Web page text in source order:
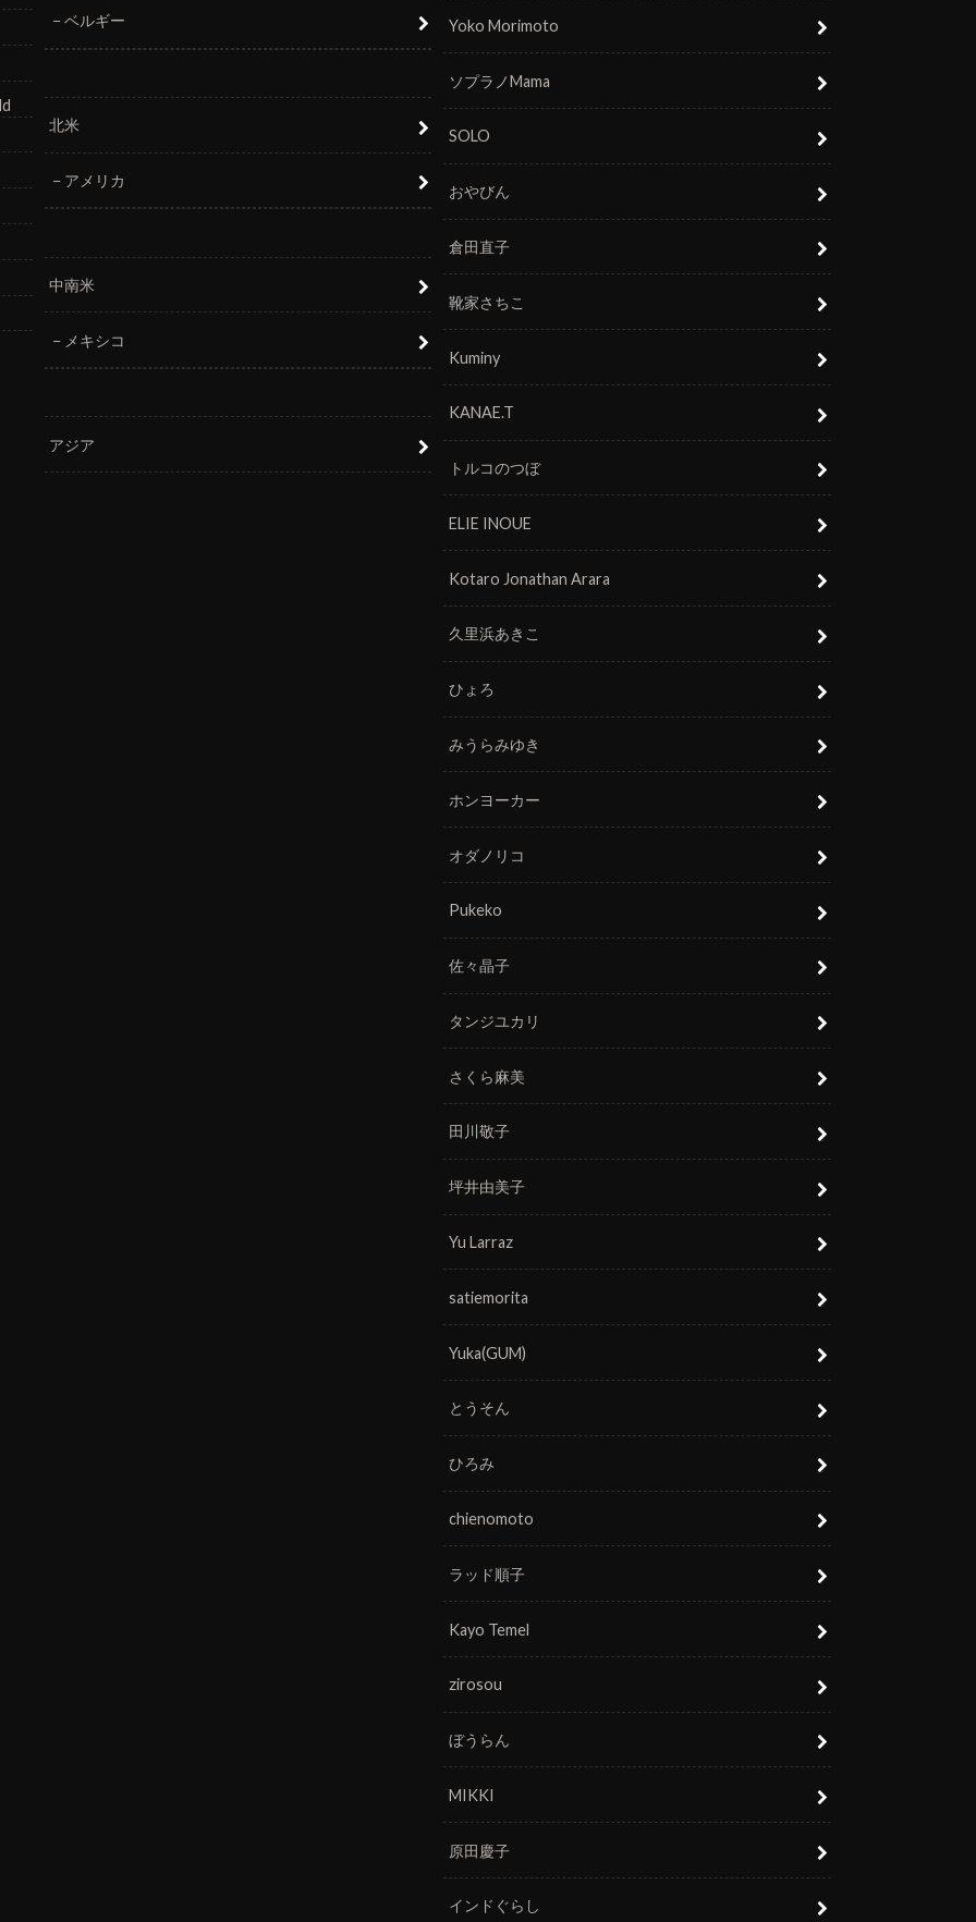
ベルギー
北米
アメリカ
中南米
メキシコ
アジア
Yoko Morimoto
ソプラノMama
SOLO
おやびん
倉田直子
靴家さちこ
Kuminy
KANAE.T
トルコのつぼ
ELIE INOUE
Kotaro Jonathan Arara
久里浜あきこ
ひょろ
みうらみゆき
ホンヨーカー
オダノリコ
Pukeko
佐々晶子
タンジユカリ
さくら麻美
田川敬子
坪井由美子
Yu Larraz
satiemorita
Yuka(GUM)
とうそん
ひろみ
chienomoto
ラッド順子
Kayo Temel
zirosou
ぼうらん
MIKKI
原田慶子
インドぐらし